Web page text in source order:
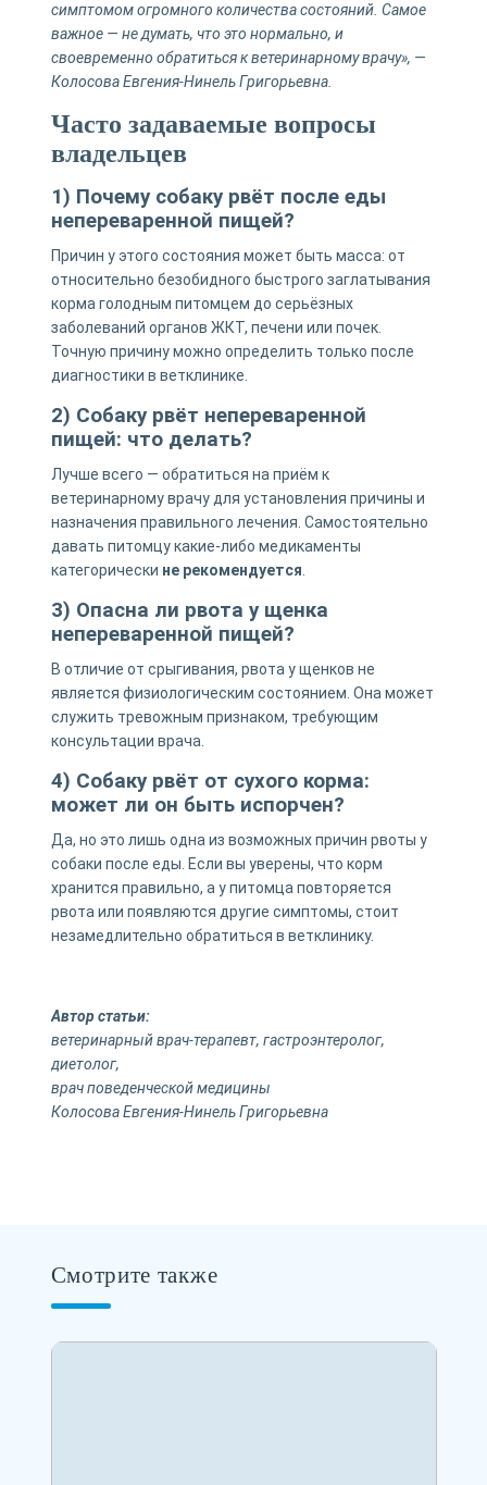
симптомом огромного количества состояний. Самое
важное — не думать, что это нормально, и
своевременно обратиться к ветеринарному врачу», —
Колосова Евгения-Нинель Григорьевна.
Часто задаваемые вопросы
владельцев
1) Почему собаку рвёт после еды
непереваренной пищей?
Причин у этого состояния может быть масса: от
относительно безобидного быстрого заглатывания
корма голодным питомцем до серьёзных
заболеваний органов ЖКТ, печени или почек.
Точную причину можно определить только после
диагностики в ветклинике.
2) Собаку рвёт непереваренной
пищей: что делать?
Лучше всего — обратиться на приём к
ветеринарному врачу для установления причины и
назначения правильного лечения. Самостоятельно
давать питомцу какие-либо медикаменты
категорически не рекомендуется
3) Опасна ли рвота у щенка
непереваренной пищей?
В отличие от срыгивания, рвота у щенков не
является физиологическим состоянием. Она может
служить тревожным признаком, требующим
консультации врача.
4) Собаку рвёт от сухого корма:
может ли он быть испорчен?
Да, но это лишь одна из возможных причин рвоты у
собаки после еды. Если вы уверены, что корм
хранится правильно, а у питомца повторяется
рвота или появляются другие симптомы, стоит
незамедлительно обратиться в ветклинику.
Автор статьи:
ветеринарный врач-терапевт, гастроэнтеролог,
диетолог,
врач поведенческой медицины
Колосова Евгения-Нинель Григорьевна
Смотрите также